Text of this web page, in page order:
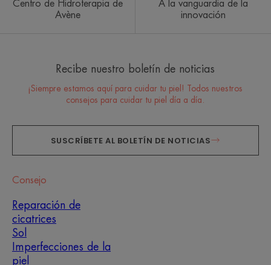
Centro de Hidroterapia de
Avène
A la vanguardia de la
innovación
Recibe nuestro boletín de noticias
¡Siempre estamos aquí para cuidar tu piel! Todos nuestros
consejos para cuidar tu piel día a día.
SUSCRÍBETE AL BOLETÍN DE NOTICIAS
Consejo
Reparación de
cicatrices
Sol
Imperfecciones de la
piel